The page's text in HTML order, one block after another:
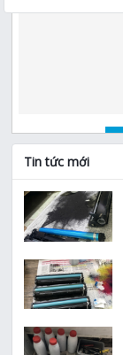
Tin tức mới